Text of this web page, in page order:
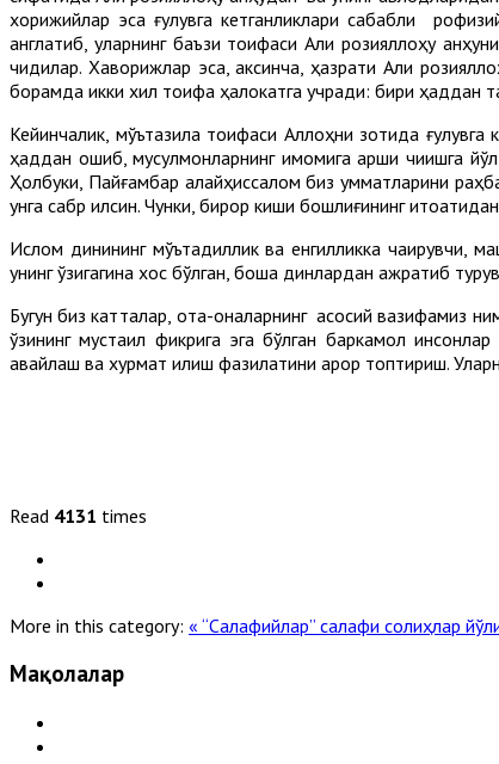
хорижийлар эса ғулувга кетганликлари сабабли
англатиб, уларнинг баъзи тоифаси Али розияллоҳу
чиқдилар. Хаворижлар эса, аксинча, ҳазрати Али
борамда икки хил тоифа ҳалокатга учради: бири ҳаддан
Кейинчалик, мўътазила тоифаси Аллоҳни зотида
ҳаддан ошиб, мусулмонларнинг имомига қарши чиқишга
Ҳолбуки, Пайғамбар алайҳиссалом биз умматларини
унга сабр қилсин. Чунки, бирор киши бошлиғининг
Ислом динининг мўътадиллик ва енгилликка чақирувчи,
унинг ўзигагина хос бўлган, бошқа динлардан ажратиб
Бугун биз катталар, ота-оналарнинг асосий вазифамиз
ўзининг мустақил фикрига эга бўлган баркамол
авайлаш ва хурмат қилиш фазилатини қарор топтириш.
Read 4131 times
More in this category: « “Салафийлар” салафи солиҳлар
Мақолалар